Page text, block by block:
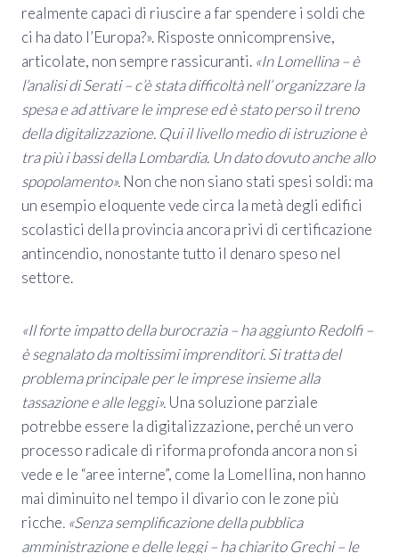
realmente capaci di riuscire a far spendere i soldi che
ci ha dato l’Europa?». Risposte onnicomprensive,
articolate, non sempre rassicuranti. «In Lomellina – è
l’analisi di Serati – c’è stata difficoltà nell’ organizzare la
spesa e ad attivare le imprese ed è stato perso il treno
della digitalizzazione. Qui il livello medio di istruzione è
tra più i bassi della Lombardia. Un dato dovuto anche allo
spopolamento». Non che non siano stati spesi soldi: ma
un esempio eloquente vede circa la metà degli edifici
scolastici della provincia ancora privi di certificazione
antincendio, nonostante tutto il denaro speso nel
settore.
«Il forte impatto della burocrazia – ha aggiunto Redolfi –
è segnalato da moltissimi imprenditori. Si tratta del
problema principale per le imprese insieme alla
tassazione e alle leggi». Una soluzione parziale
potrebbe essere la digitalizzazione, perché un vero
processo radicale di riforma profonda ancora non si
vede e le “aree interne”, come la Lomellina, non hanno
mai diminuito nel tempo il divario con le zone più
ricche. «Senza semplificazione della pubblica
amministrazione e delle leggi – ha chiarito Grechi – le